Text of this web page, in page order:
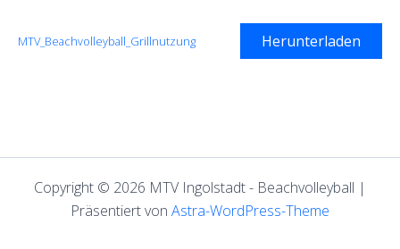
MTV_Beachvolleyball_Grillnutzung Herunterladen
Copyright © 2026 MTV Ingolstadt - Beachvolleyball |
Präsentiert von Astra-WordPress-Theme